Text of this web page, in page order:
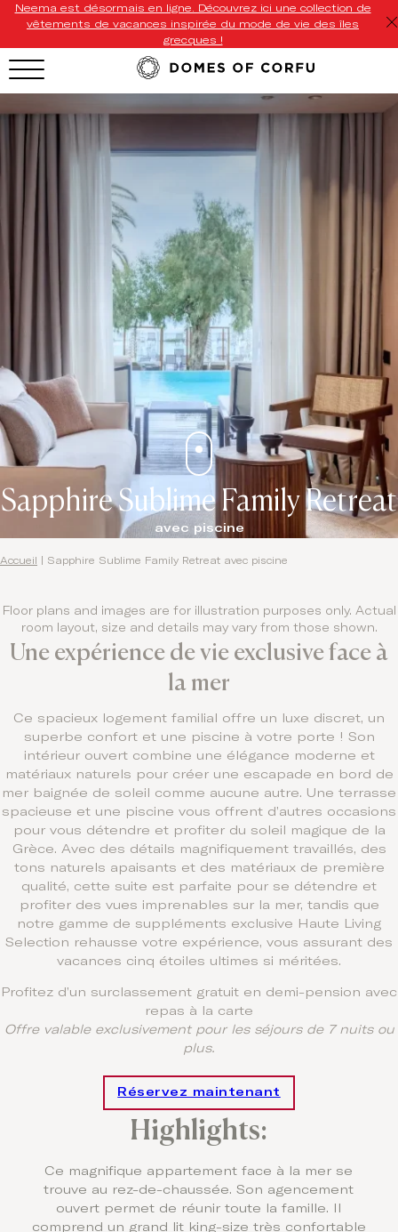
Neema est désormais en ligne. Découvrez ici une collection de
vêtements de vacances inspirée du mode de vie des îles
grecques !
Sapphire Sublime Family Retreat
avec piscine
Accueil Sapphire Sublime Family Retreat avec piscine
Floor plans and images are for illustration purposes only. Actual
room layout, size and details may vary from those shown.
Une expérience de vie exclusive face à
la mer
Ce spacieux logement familial offre un luxe discret, un
superbe confort et une piscine à votre porte ! Son
intérieur ouvert combine une élégance moderne et
matériaux naturels pour créer une escapade en bord de
mer baignée de soleil comme aucune autre. Une terrasse
spacieuse et une piscine vous offrent d’autres occasions
pour vous détendre et profiter du soleil magique de la
Grèce. Avec des détails magnifiquement travaillés, des
tons naturels apaisants et des matériaux de première
qualité, cette suite est parfaite pour se détendre et
profiter des vues imprenables sur la mer, tandis que
notre gamme de suppléments exclusive Haute Living
Selection rehausse votre expérience, vous assurant des
vacances cinq étoiles ultimes si méritées.
Profitez d’un surclassement gratuit en demi-pension avec
repas à la carte
Offre valable exclusivement pour les séjours de 7 nuits ou
plus.
Réservez maintenant
Highlights:
Ce magnifique appartement face à la mer se
trouve au rez-de-chaussée. Son agencement
ouvert permet de réunir toute la famille. Il
comprend un grand lit king-size très confortable